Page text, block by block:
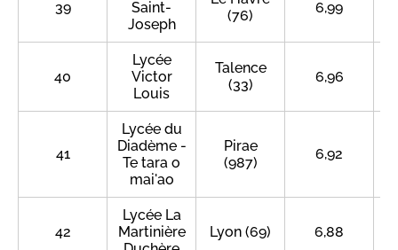
39
Saint-
Joseph
(76)
6,99
40
Lycée
Victor
Louis
Talence
(33)
6,96
41
Lycée du
Diadème -
Te tara o
mai'ao
Pirae
(987)
6,92
42
Lycée La
Martinière
Lyon (69) 6,88